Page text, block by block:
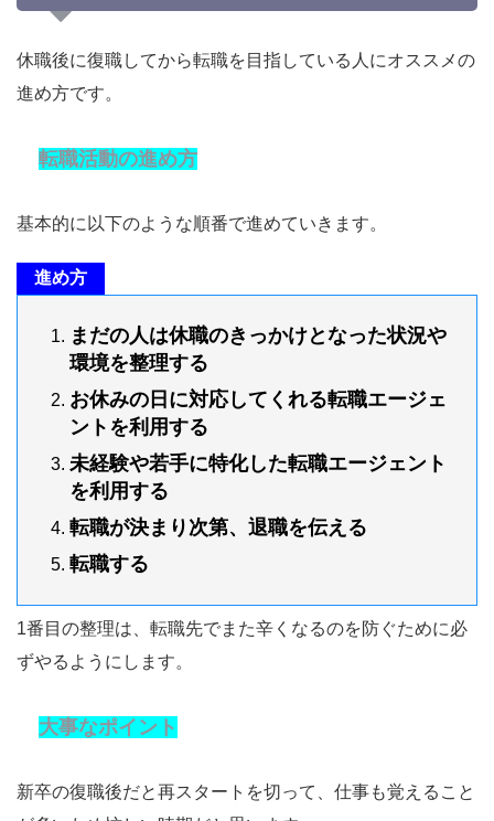
休職後に復職してから転職を目指している人にオススメの
進め方です。
転職活動の進め方
基本的に以下のような順番で進めていきます。
進め方
まだの人は休職のきっかけとなった状況や
環境を整理する
お休みの日に対応してくれる転職エージェ
ントを利用する
未経験や若手に特化した転職エージェント
を利用する
転職が決まり次第、退職を伝える
転職する
1番目の整理は、転職先でまた辛くなるのを防ぐために必
ずやるようにします。
大事なポイント
新卒の復職後だと再スタートを切って、仕事も覚えること